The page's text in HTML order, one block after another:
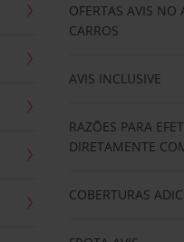
OFERTAS AVIS NO
CARROS
AVIS INCLUSIVE
RAZÕES PARA
DIRETAMENTE
COBERTURAS